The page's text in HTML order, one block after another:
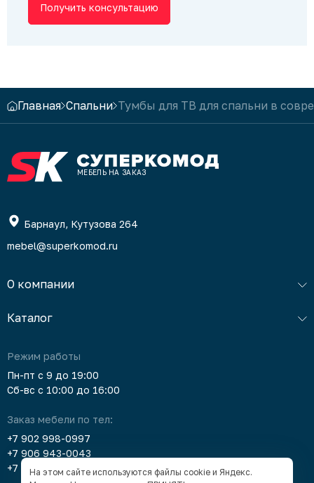
Получить консультацию
Главная Спальни Тумбы для ТВ для спальни в
МЕБЕЛЬ НА ЗАКАЗ
Барнаул, Кутузова 264
mebel@superkomod.ru
О компании
Каталог
Режим работы
Пн-пт с 9 до 19:00
Сб-вс с 10:00 до 16:00
Заказ мебели по тел:
+7 902 998-0997
+7 906 943-0043
+7 903 912-5378
На этом сайте используются файлы cookie и Яндекс.